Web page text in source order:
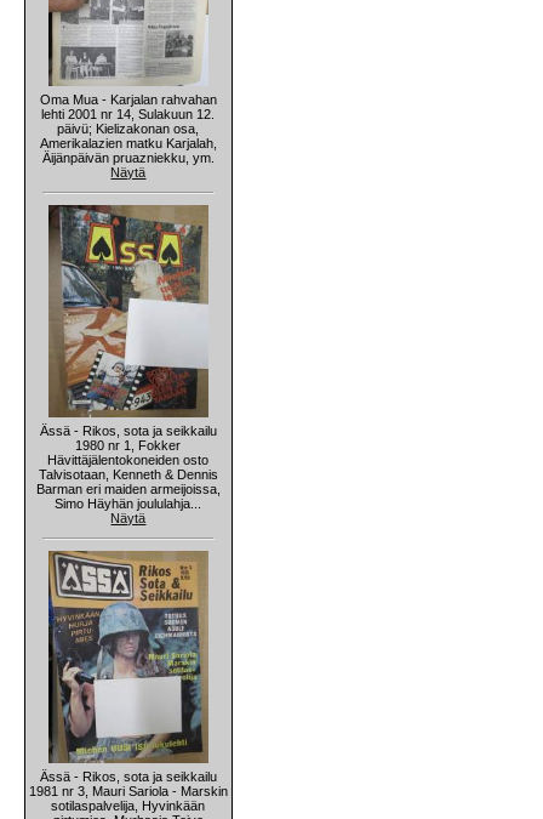
Oma Mua - Karjalan rahvahan
lehti 2001 nr 14, Sulakuun 12.
päivü; Kielizakonan osa,
Amerikalazien matku Karjalah,
Äijänpäivän pruazniekku, ym.
Näytä
Ässä - Rikos, sota ja seikkailu
1980 nr 1, Fokker
Hävittäjälentokoneiden osto
Talvisotaan, Kenneth & Dennis
Barman eri maiden armeijoissa,
Simo Häyhän joululahja...
Näytä
Ässä - Rikos, sota ja seikkailu
1981 nr 3, Mauri Sariola - Marskin
sotilaspalvelija, Hyvinkään